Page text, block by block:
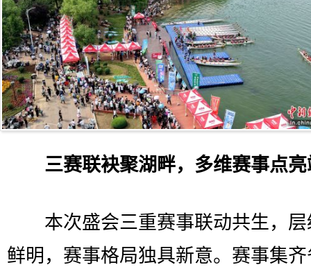
三赛联袂聚湖畔，多维赛事点
本次盛会三重赛事联动共生，层
鲜明，赛事格局独具新意。赛事集